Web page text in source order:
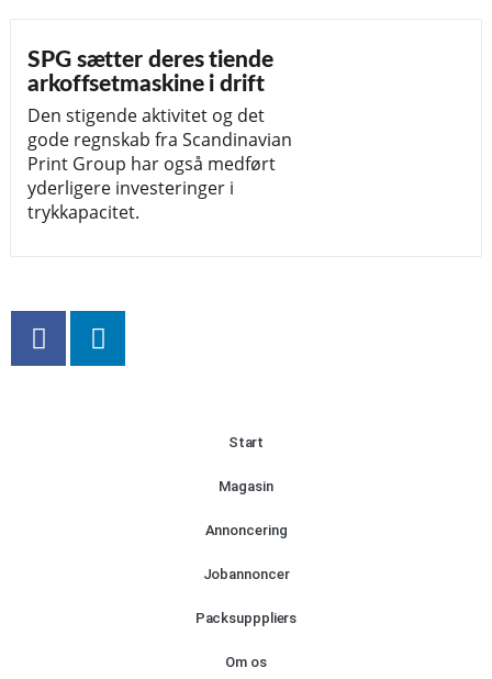
SPG sætter deres tiende
arkoffsetmaskine i drift
Den stigende aktivitet og det
gode regnskab fra Scandinavian
Print Group har også medført
yderligere investeringer i
trykkapacitet.
Start
Magasin
Annoncering
Jobannoncer
Packsupppliers
Om os